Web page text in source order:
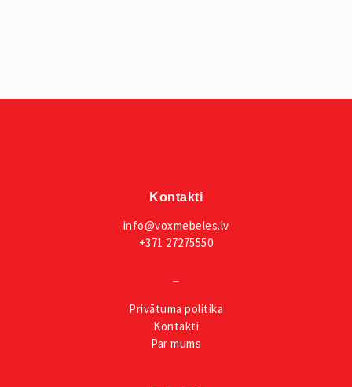
Kontakti
info@voxmebeles.lv
+371 27275550
Privātuma politika
Kontakti
Par mums